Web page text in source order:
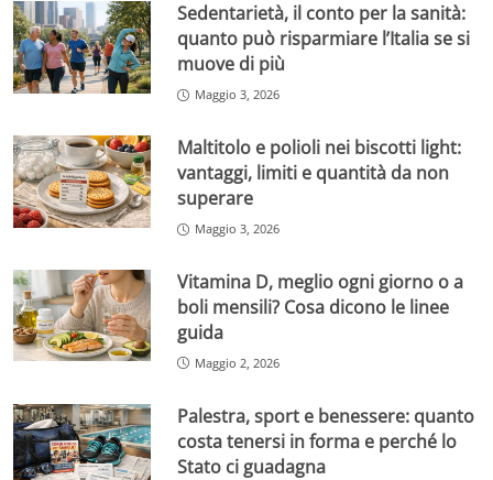
Sedentarietà, il conto per la sanità:
quanto può risparmiare l’Italia se si
muove di più
Maggio 3, 2026
Maltitolo e polioli nei biscotti light:
vantaggi, limiti e quantità da non
superare
Maggio 3, 2026
Vitamina D, meglio ogni giorno o a
boli mensili? Cosa dicono le linee
guida
Maggio 2, 2026
Palestra, sport e benessere: quanto
costa tenersi in forma e perché lo
Stato ci guadagna